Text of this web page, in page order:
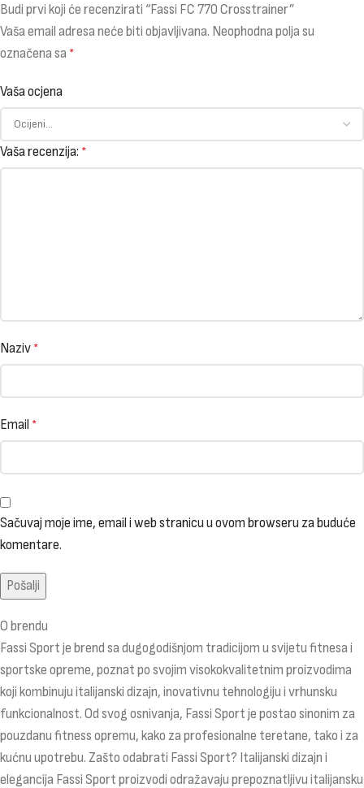
Budi prvi koji će recenzirati “Fassi FC 770 Crosstrainer”
Vaša email adresa neće biti objavljivana. Neophodna polja su
označena sa *
Vaša ocjena
Vaša recenzija: *
Naziv *
Email *
Sačuvaj moje ime, email i web stranicu u ovom browseru za buduće
komentare.
O brendu
Fassi Sport je brend sa dugogodišnjom tradicijom u svijetu fitnesa i
sportske opreme, poznat po svojim visokokvalitetnim proizvodima
koji kombinuju italijanski dizajn, inovativnu tehnologiju i vrhunsku
funkcionalnost. Od svog osnivanja, Fassi Sport je postao sinonim za
pouzdanu fitness opremu, kako za profesionalne teretane, tako i za
kućnu upotrebu. Zašto odabrati Fassi Sport? Italijanski dizajn i
elegancija Fassi Sport proizvodi odražavaju prepoznatljivu italijansku